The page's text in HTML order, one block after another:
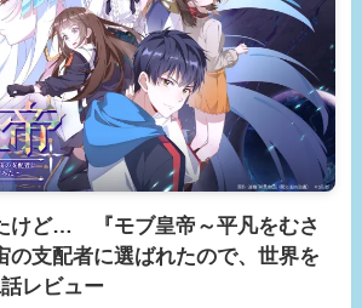
けど… 『モブ皇帝～平凡をむさ
の支配者に選ばれたので、世界を
レビュー